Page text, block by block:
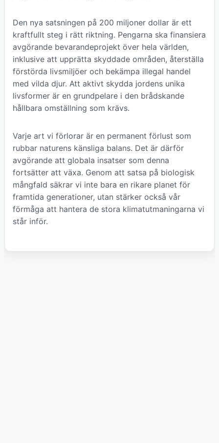
Den nya satsningen på 200 miljoner dollar är ett
kraftfullt steg i rätt riktning. Pengarna ska finansiera
avgörande bevarandeprojekt över hela världen,
inklusive att upprätta skyddade områden, återställa
förstörda livsmiljöer och bekämpa illegal handel
med vilda djur. Att aktivt skydda jordens unika
livsformer är en grundpelare i den brådskande
hållbara omställning som krävs.
Varje art vi förlorar är en permanent förlust som
rubbar naturens känsliga balans. Det är därför
avgörande att globala insatser som denna
fortsätter att växa. Genom att satsa på biologisk
mångfald säkrar vi inte bara en rikare planet för
framtida generationer, utan stärker också vår
förmåga att hantera de stora klimatutmaningarna vi
står inför.